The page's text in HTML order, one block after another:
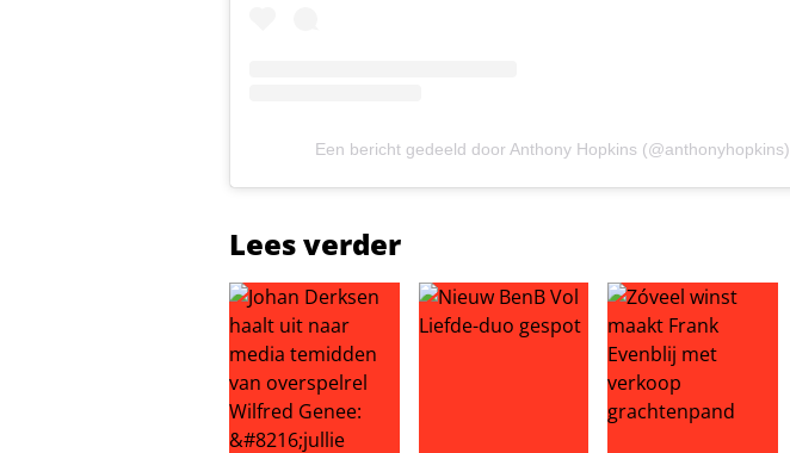
Een bericht gedeeld door Anthony Hopkins (@anthonyhopkins)
Lees verder